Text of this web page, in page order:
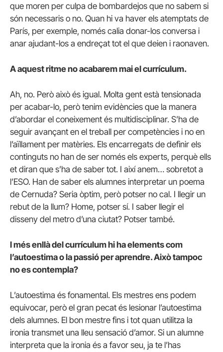
que moren per culpa de bombardejos que no sabem si
són necessaris o no. Quan hi va haver els atemptats de
París, per exemple, només calia donar-los conversa i
anar ajudant-los a endreçat tot el que deien i raonaven.
A aquest ritme no acabarem mai el currículum.
Ah, no. Però això és igual. Molta gent està tensionada
per acabar-lo, però tenim evidències que la manera
d’abordar el coneixement és multidisciplinar. S’ha de
seguir avançant en el treball per competències i no en
l’aïllament per matèries. Els encarregats de definir els
continguts no han de ser només els experts, perquè ells
et diran que s’ha de saber tot. I així anem… sobretot a
l’ESO. Han de saber els alumnes interpretar un poema
de Cernuda? Seria òptim, però potser no cal. I llegir un
rebut de la llum? Home, potser sí. I saber llegir el
disseny del metro d’una ciutat? Potser també.
I més enllà del currículum hi ha elements com
l’autoestima o la passió per aprendre. Això tampoc
no es contempla?
L’autoestima és fonamental. Els mestres ens podem
equivocar, però el gran pecat és lesionar l’autoestima
dels alumnes. El bon mestre fins i tot quan utilitza la
ironia transmet una lleu sensació d’amor. Si un alumne
interpreta que la ironia és a favor seu, ja te l’has